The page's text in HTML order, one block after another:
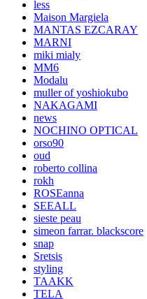
less
Maison Margiela
MANTAS EZCARAY
MARNI
miki mialy
MM6
Modalu
muller of yoshiokubo
NAKAGAMI
news
NOCHINO OPTICAL
orso90
oud
roberto collina
rokh
ROSEanna
SEEALL
sieste peau
simeon farrar. blackscore
snap
Sretsis
styling
TAAKK
TELA